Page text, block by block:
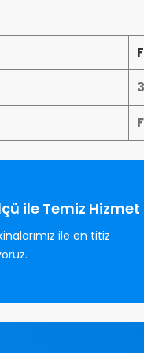
ile Temiz Hizmet
ile en titiz